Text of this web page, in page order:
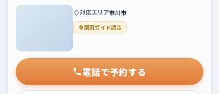
対応エリア市川市
講習ガイド認定
電話で予約する